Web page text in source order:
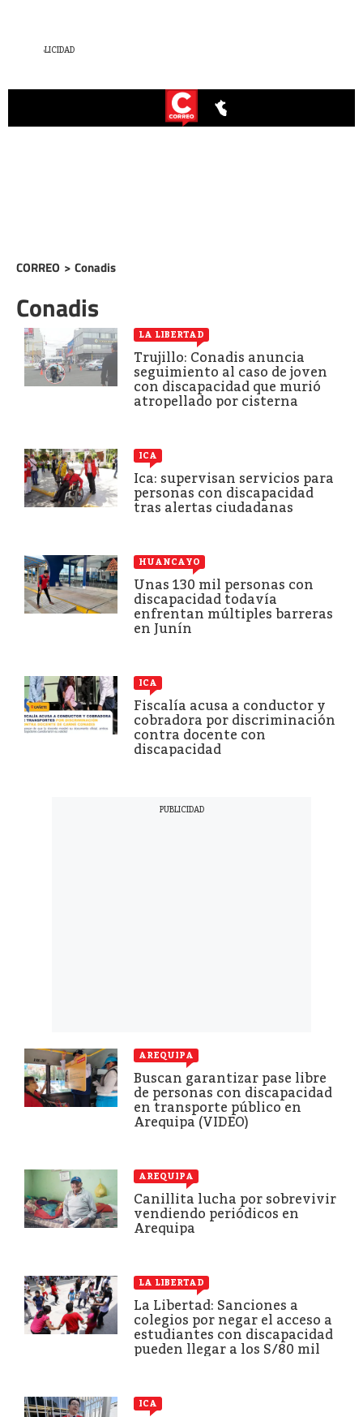
CORREO > Conadis
Conadis
LA LIBERTAD
Trujillo: Conadis anuncia
seguimiento al caso de joven
con discapacidad que murió
atropellado por cisterna
ICA
Ica: supervisan servicios para
personas con discapacidad
tras alertas ciudadanas
HUANCAYO
Unas 130 mil personas con
discapacidad todavía
enfrentan múltiples barreras
en Junín
ICA
Fiscalía acusa a conductor y
cobradora por discriminación
contra docente con
discapacidad
AREQUIPA
Buscan garantizar pase libre
de personas con discapacidad
en transporte público en
Arequipa (VIDEO)
AREQUIPA
Canillita lucha por sobrevivir
vendiendo periódicos en
Arequipa
LA LIBERTAD
La Libertad: Sanciones a
colegios por negar el acceso a
estudiantes con discapacidad
pueden llegar a los S/80 mil
ICA